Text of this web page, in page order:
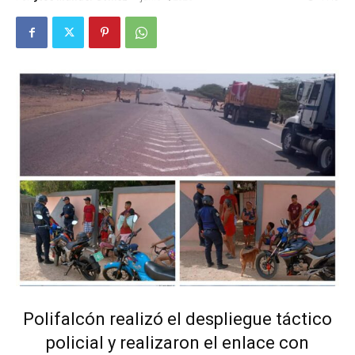
Polifalcón realizó el despliegue táctico
policial y realizaron el enlace con